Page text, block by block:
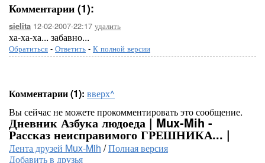
Комментарии (1):
sielita 12-02-2007-22:17 удалить
ха-ха-ха... забавно...
Обратиться - Ответить - К полной версии
Комментарии (1): вверх^
Вы сейчас не можете прокомментировать это сообщение.
Дневник Азбука людоеда | Mux-Mih -
Рассказ неисправимого ГРЕШНИКА... |
Лента друзей Mux-Mih /Полная версия
Добавить в друзья